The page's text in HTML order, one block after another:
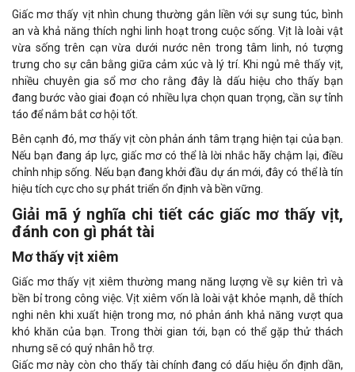
Giấc mơ thấy vịt nhìn chung thường gắn liền với sự sung túc, bình
an và khả năng thích nghi linh hoạt trong cuộc sống. Vịt là loài vật
vừa sống trên cạn vừa dưới nước nên trong tâm linh, nó tượng
trưng cho sự cân bằng giữa cảm xúc và lý trí. Khi ngủ mê thấy vịt,
nhiều chuyên gia sổ mơ cho rằng đây là dấu hiệu cho thấy bạn
đang bước vào giai đoạn có nhiều lựa chọn quan trọng, cần sự tỉnh
táo để nắm bắt cơ hội tốt.
Bên cạnh đó, mơ thấy vịt còn phản ánh tâm trạng hiện tại của bạn.
Nếu bạn đang áp lực, giấc mơ có thể là lời nhắc hãy chậm lại, điều
chỉnh nhịp sống. Nếu bạn đang khởi đầu dự án mới, đây có thể là tín
hiệu tích cực cho sự phát triển ổn định và bền vững.
Giải mã ý nghĩa chi tiết các giấc mơ thấy vịt,
đánh con gì phát tài
Mơ thấy vịt xiêm
Giấc mơ thấy vịt xiêm thường mang năng lượng về sự kiên trì và
bền bỉ trong công việc. Vịt xiêm vốn là loài vật khỏe mạnh, dễ thích
nghi nên khi xuất hiện trong mơ, nó phản ánh khả năng vượt qua
khó khăn của bạn. Trong thời gian tới, bạn có thể gặp thử thách
nhưng sẽ có quý nhân hỗ trợ.
Giấc mơ này còn cho thấy tài chính đang có dấu hiệu ổn định dần,